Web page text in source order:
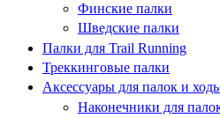
Финские палки
Шведские палки
Палки для Trail Running
Треккинговые палки
Аксессуары для палок и
Наконечники для